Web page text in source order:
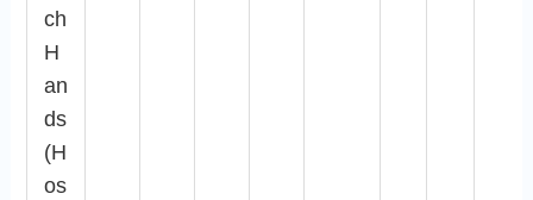
ch
H
an
ds
(H
os